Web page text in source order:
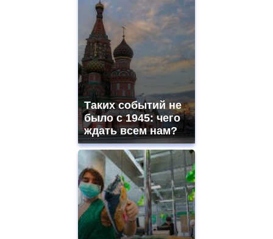
Таких событий не
было с 1945: чего
ждать всем нам?